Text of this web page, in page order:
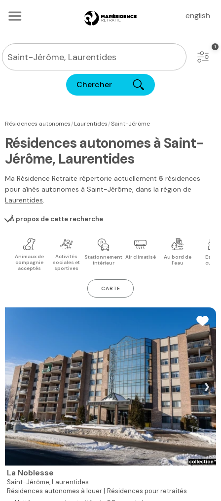
english
Chercher
Résidences autonomes|Laurentides|Saint-Jérôme
Résidences autonomes à Saint-
Jérôme, Laurentides
Ma Résidence Retraite répertorie actuellement 5 résidences
pour aînés autonomes à Saint-Jérôme, dans la région de
Laurentides.
À propos de cette recherche
Animaux de
compagnie
acceptés
Activités
sociales et
sportives
Stationnement
intérieur
Air climatisé
Au bord de
l'eau
CARTE
❯
La Noblesse
Saint-Jérôme,Laurentides
Résidences autonomes à louer | Résidences pour retraités